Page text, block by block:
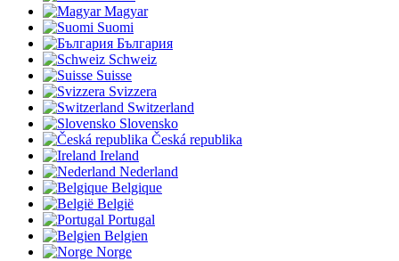
Magyar
Suomi
България
Schweiz
Suisse
Svizzera
Switzerland
Slovensko
Česká republika
Ireland
Nederland
Belgique
België
Portugal
Belgien
Norge